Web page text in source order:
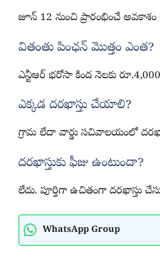
జూన్ 12 నుంచి ప్రారంభించే
వితంతు పింఛన్ మొత్తం ఎంత?
ఎన్టీఆర్ భరోసా కింద నెలకు
ఎక్కడ దరఖాస్తు చేయాలి?
గ్రామ లేదా వార్డు సచివాలయంలో
దరఖాస్తుకు ఫీజు ఉంటుందా?
లేదు. పూర్తిగా ఉచితంగా దరఖాస్తు
WhatsApp Group